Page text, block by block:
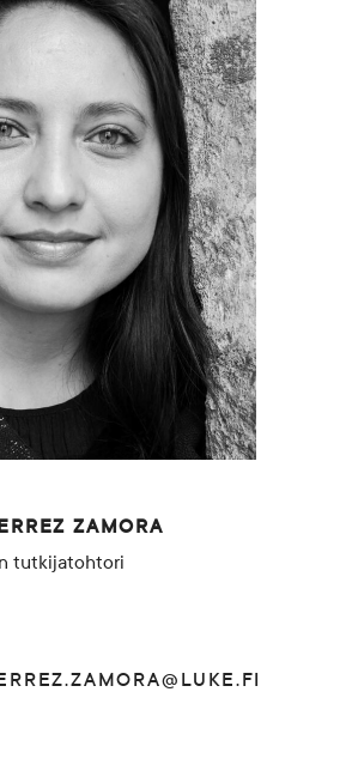
ZAMORA
tutkijatohtori